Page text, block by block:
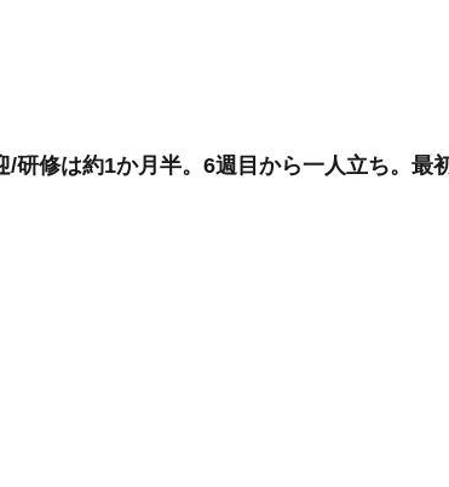
研修は約1か月半。6週目から一人立ち。最